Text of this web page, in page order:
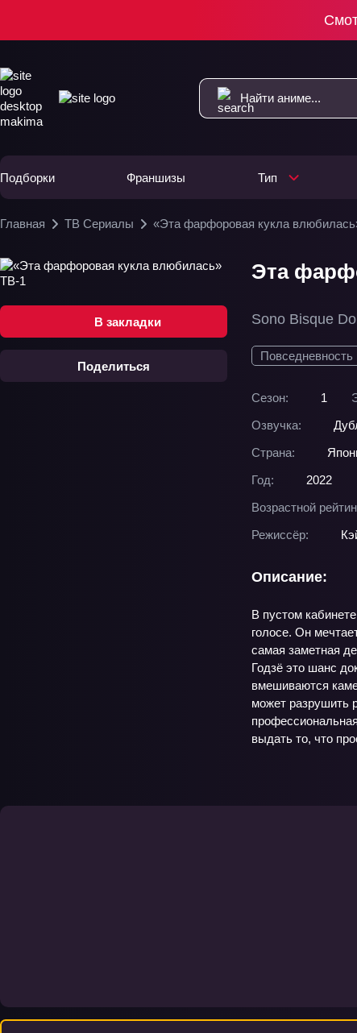
Подборки Франшизы Тип
Главная ТВ Сериалы «Эта фарфоровая кукла
В закладки
Поделиться
Эта
Sono Bisque
Повседневность
Сезон: 1
Озвучка:
Страна:
Год:
2022
Возрастной
Режиссёр:
Описание:
В пустом
голосе. Он
самая заметная
Годзё это шанс
вмешиваются
может разрушить
выдать то, что